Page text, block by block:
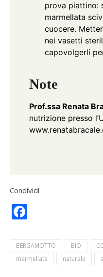
prova piattino:
marmellata
cuocere.
nei vasetti
capovolgerli
Note
Prof.ssa Renata
nutrizione presso
Condividi
BERGAMOTTO BIO
marmellata
naturale